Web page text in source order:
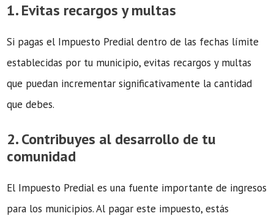
1. Evitas recargos y multas
Si pagas el Impuesto Predial dentro de las fechas límite
establecidas por tu municipio, evitas recargos y multas
que puedan incrementar significativamente la cantidad
que debes.
2. Contribuyes al desarrollo de tu
comunidad
El Impuesto Predial es una fuente importante de ingresos
para los municipios. Al pagar este impuesto, estás